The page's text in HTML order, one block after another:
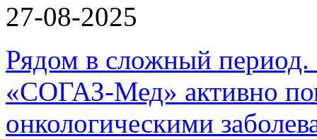
27-08-2025
Рядом в сложный период.
«СОГАЗ-Мед» активно
онкологическими